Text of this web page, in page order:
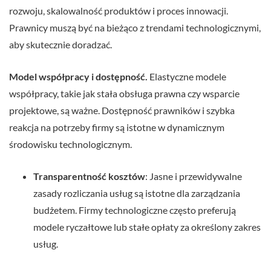
rozwoju, skalowalność produktów i proces innowacji.
Prawnicy muszą być na bieżąco z trendami technologicznymi,
aby skutecznie doradzać.
Model współpracy i dostępność. Elastyczne modele
współpracy, takie jak stała obsługa prawna czy wsparcie
projektowe, są ważne. Dostępność prawników i szybka
reakcja na potrzeby firmy są istotne w dynamicznym
środowisku technologicznym.
Transparentność kosztów: Jasne i przewidywalne
zasady rozliczania usług są istotne dla zarządzania
budżetem. Firmy technologiczne często preferują
modele ryczałtowe lub stałe opłaty za określony zakres
usług.